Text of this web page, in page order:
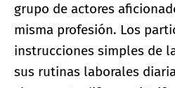
grupo de actores
misma profesión. Los
instrucciones simples de
sus rutinas laborales